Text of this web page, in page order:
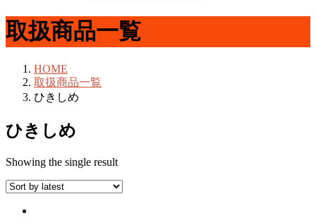
取扱商品一覧
HOME
取扱商品一覧
ひきしめ
ひきしめ
Showing the single result